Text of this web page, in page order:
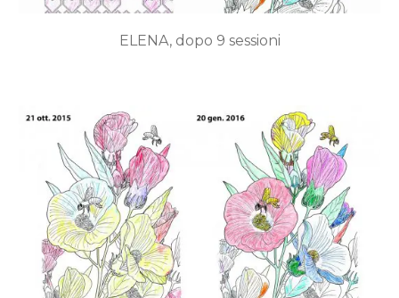
ELENA, dopo 9 sessioni